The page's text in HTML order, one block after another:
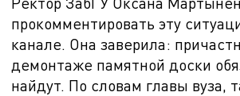
прокомментировать эту
канале. Она заверила:
демонтаже памятной доски
найдут. По словам главы вуза,